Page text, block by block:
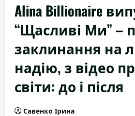
Alina Billionaire
“Щасливі Ми” –
заклинання на
надію, з відео
світи: до і після
Савенко Ірина